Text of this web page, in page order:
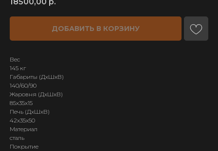
ДОБАВИТЬ В КОРЗИНУ
Вес
145 кг
Габариты (ДхШхВ)
140/60/90
Жаровня (ДхШхВ)
85х35х15
Печь (ДхШхВ)
42х35х50
Материал
сталь
Покрытие